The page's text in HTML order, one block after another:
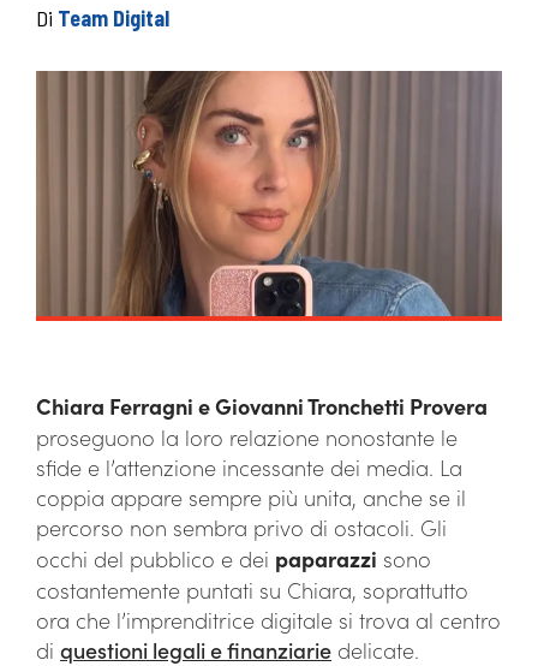
Di Team Digital
Chiara Ferragni e Giovanni Tronchetti Provera
proseguono la loro relazione nonostante le
sfide e l’attenzione incessante dei media. La
coppia appare sempre più unita, anche se il
percorso non sembra privo di ostacoli. Gli
occhi del pubblico e dei paparazzi sono
costantemente puntati su Chiara, soprattutto
ora che l’imprenditrice digitale si trova al centro
di questioni legali e finanziarie delicate.